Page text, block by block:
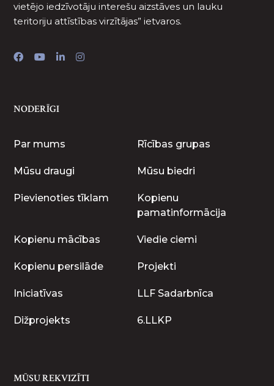
vietējo iedzīvotāju interešu aizstāves un lauku
teritoriju attīstības virzītājas” ietvaros.
NODERĪGI
Par mums Rīcības grupas
Mūsu draugi Mūsu biedri
Pievienoties tīklam
Kopienu
pamatinformācija
Kopienu mācības Viedie ciemi
Kopienu persilāde Projekti
Iniciatīvas LLF Sadarbnīca
Dižprojekts 6.LLKP
MŪSU REKVIZĪTI